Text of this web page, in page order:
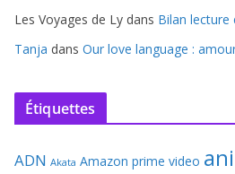
Les Voyages de Ly dans Bilan lecture
Tanja dans Our love language :
Étiquettes
ADN Akata Amazon prime video